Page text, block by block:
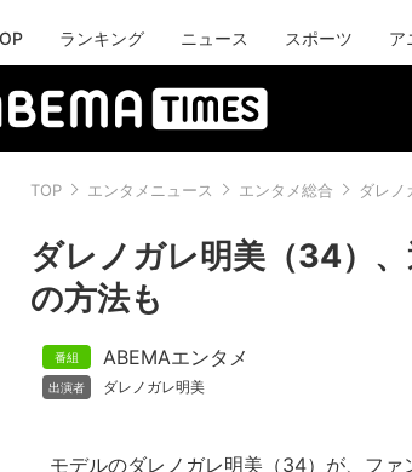
ランキング ニュース スポーツ ア
TOP エンタメニュース エンタメ総合 ダレノ
ダレノガレ明美（34）
の方法も
ABEMAエンタメ
ダレノガレ明美
モデルのダレノガレ明美（34）が、ファ